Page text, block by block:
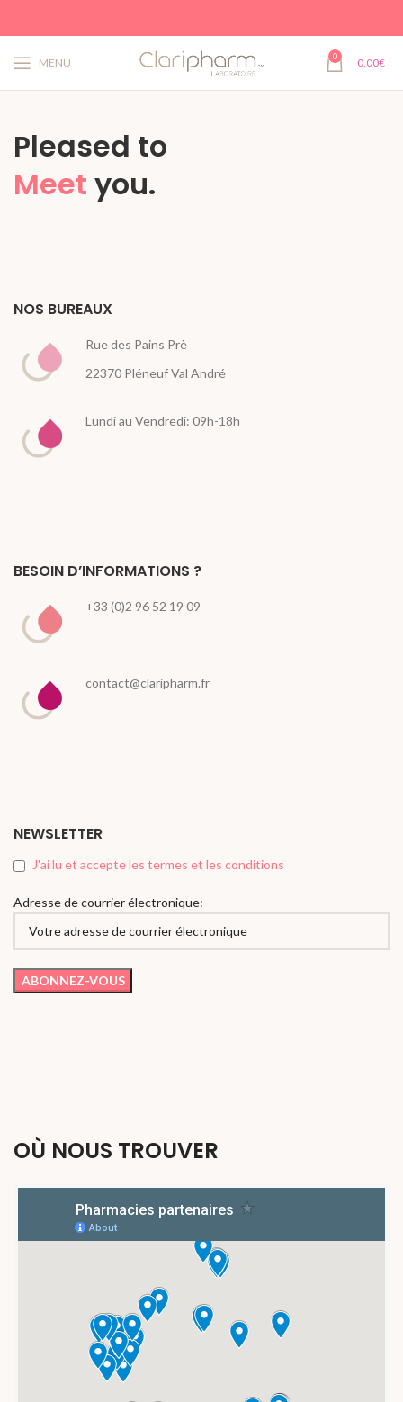
MENU 0 0,00€
Pleased to
Meet you.
NOS BUREAUX
Rue des Pains Prè
22370 Pléneuf Val André
Lundi au Vendredi: 09h-18h
BESOIN D’INFORMATIONS ?
+33 (0)2 96 52 19 09
contact@claripharm.fr
NEWSLETTER
J'ai lu et accepte les termes et les conditions
Adresse de courrier électronique:
OÙ NOUS TROUVER